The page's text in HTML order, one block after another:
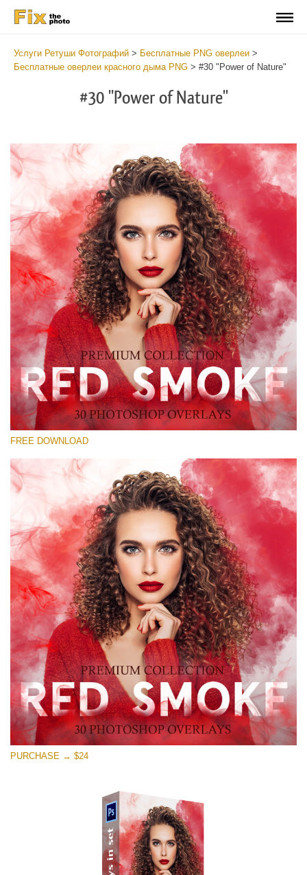
Услуги Ретуши Фотографий > Бесплатные PNG оверлеи >
Бесплатные оверлеи красного дыма PNG > #30 "Power of Nature"
#30 "Power of Nature"
Выберите Вариант
Free Red Smoke Overlay #30
Small 800*533px
Red Smoke
(30 Overlays)
Sunlight Collection
(290 Overlays)
Large 6000*4000px
Entire Collection
(1783 Overlays)
Large 6000*4000px
Скачать Бесплатно
FREE DOWNLOAD
PURCHASE → $24